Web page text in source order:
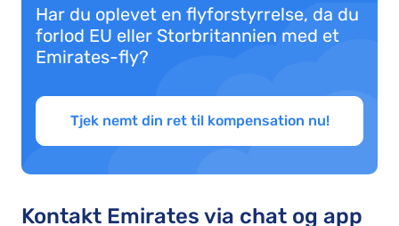
Har du oplevet en flyforstyrrelse, da du
forlod EU eller Storbritannien med et
Emirates-fly?
Tjek nemt din ret til kompensation nu!
Kontakt Emirates via chat og app